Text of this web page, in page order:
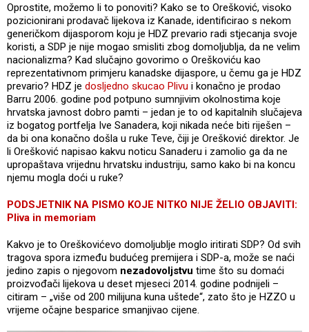
Oprostite, možemo li to ponoviti? Kako se to Orešković, visoko
pozicionirani prodavač lijekova iz Kanade, identificirao s nekom
generičkom dijasporom koju je HDZ prevario radi stjecanja svoje
koristi, a SDP je nije mogao smisliti zbog domoljublja, da ne velim
nacionalizma? Kad slučajno govorimo o Oreškoviću kao
reprezentativnom primjeru kanadske dijaspore, u čemu ga je HDZ
prevario? HDZ je dosljedno skucao Plivu i konačno je prodao
Barru 2006. godine pod potpuno sumnjivim okolnostima koje
hrvatska javnost dobro pamti – jedan je to od kapitalnih slučajeva
iz bogatog portfelja Ive Sanadera, koji nikada neće biti riješen –
da bi ona konačno došla u ruke Teve, čiji je Orešković direktor. Je
li Orešković napisao kakvu noticu Sanaderu i zamolio ga da ne
upropaštava vrijednu hrvatsku industriju, samo kako bi na koncu
njemu mogla doći u ruke?
PODSJETNIK NA PISMO KOJE NITKO NIJE ŽELIO OBJAVITI:
Pliva in memoriam
Kakvo je to Oreškovićevo domoljublje moglo iritirati SDP? Od svih
tragova spora između budućeg premijera i SDP-a, može se naći
jedino zapis o njegovom nezadovoljstvu time što su domaći
proizvođači lijekova u deset mjeseci 2014. godine podnijeli –
citiram – „više od 200 milijuna kuna uštede“, zato što je HZZO u
vrijeme očajne besparice smanjivao cijene.